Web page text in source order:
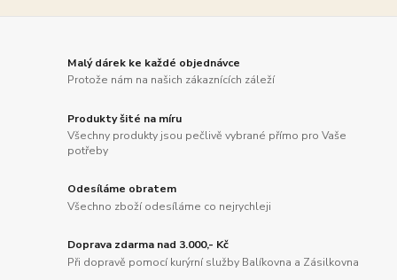
Malý dárek ke každé objednávce
Protože nám na našich zákaznících záleží
Produkty šité na míru
Všechny produkty jsou pečlivě vybrané přímo pro Vaše
potřeby
Odesíláme obratem
Všechno zboží odesíláme co nejrychleji
Doprava zdarma nad 3.000,- Kč
Při dopravě pomocí kurýrní služby Balíkovna a Zásilkovna